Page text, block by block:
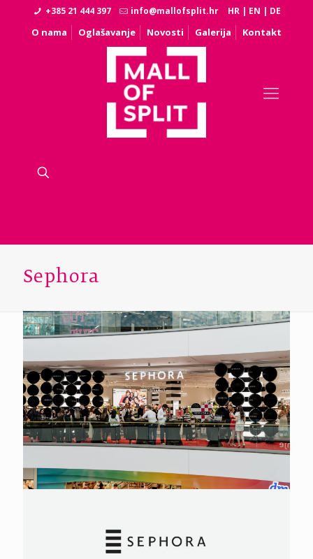
+385 21 444 397 info@mallofsplit.hr HR | EN | DE
O nama Oglašavanje Novosti Galerija Kontakt
Sephora